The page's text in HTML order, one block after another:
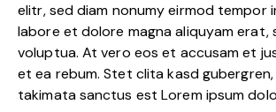
elitr, sed diam nonumy eirmod tempor
labore et dolore magna aliquyam erat,
voluptua. At vero eos et accusam et
et ea rebum. Stet clita kasd
takimata sanctus est Lorem ipsum